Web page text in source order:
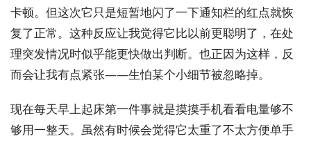
卡顿。但这次它只是短暂地闪了一下通知栏的红点就恢
复了正常。这种反应让我觉得它比以前更聪明了，在处
理突发情况时似乎能更快做出判断。也正因为这样，反
而会让我有点紧张——生怕某个小细节被忽略掉。
现在每天早上起床第一件事就是摸摸手机看看电量够不
够用一整天。虽然有时候会觉得它太重了不太方便单手